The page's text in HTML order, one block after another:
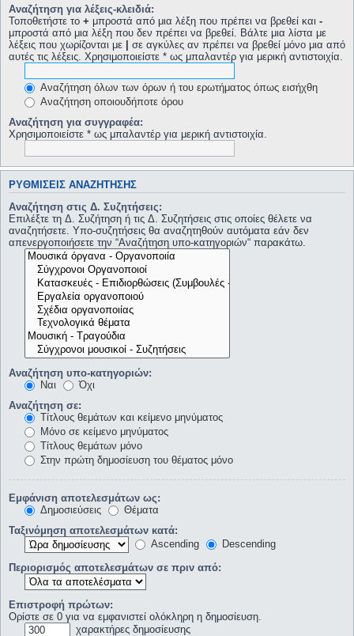
Αναζήτηση για λέξεις-κλειδιά:
Τοποθετήστε το + μπροστά από μια λέξη που πρέπει να βρεθεί και -
μπροστά από μια λέξη που δεν πρέπει να βρεθεί. Βάλτε μια λίστα με
λέξεις που χωρίζονται με | σε αγκύλες αν πρέπει να βρεθεί μόνο μια από
αυτές τις λέξεις. Χρησιμοποιείστε * ως μπαλαντέρ για μερική αντιστοιχία.
Αναζήτηση όλων των όρων ή του ερωτήματος όπως εισήχθη
Αναζήτηση οποιουδήποτε όρου
Αναζήτηση για συγγραφέα:
Χρησιμοποιείστε * ως μπαλαντέρ για μερική αντιστοιχία.
ΡΥΘΜΊΣΕΙΣ ΑΝΑΖΉΤΗΣΗΣ
Αναζήτηση στις Δ. Συζητήσεις:
Επιλέξτε τη Δ. Συζήτηση ή τις Δ. Συζητήσεις στις οποίες θέλετε να
αναζητήσετε. Υπο-συζητήσεις θα αναζητηθούν αυτόματα εάν δεν
απενεργοποιήσετε την “Αναζήτηση υπο-κατηγοριών“ παρακάτω.
Αναζήτηση υπο-κατηγοριών:
Ναι
Όχι
Αναζήτηση σε:
Τίτλους θεμάτων και κείμενο μηνύματος
Μόνο σε κείμενο μηνύματος
Τίτλους θεμάτων μόνο
Στην πρώτη δημοσίευση του θέματος μόνο
Εμφάνιση αποτελεσμάτων ως:
Δημοσιεύσεις
Θέματα
Ταξινόμηση αποτελεσμάτων κατά:
Ascending
Descending
Περιορισμός αποτελεσμάτων σε πριν από:
Επιστροφή πρώτων:
Ορίστε σε 0 για να εμφανιστεί ολόκληρη η δημοσίευση.
χαρακτήρες δημοσίευσης